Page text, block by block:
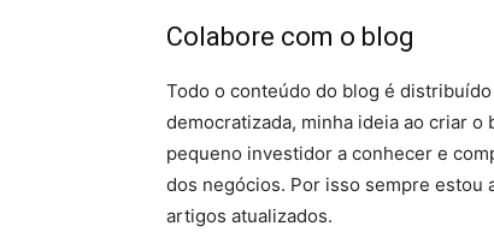
Colabore com o blog
Todo o conteúdo do blog é
democratizada, minha ideia ao criar
pequeno investidor a conhecer e
dos negócios. Por isso sempre estou
artigos atualizados.